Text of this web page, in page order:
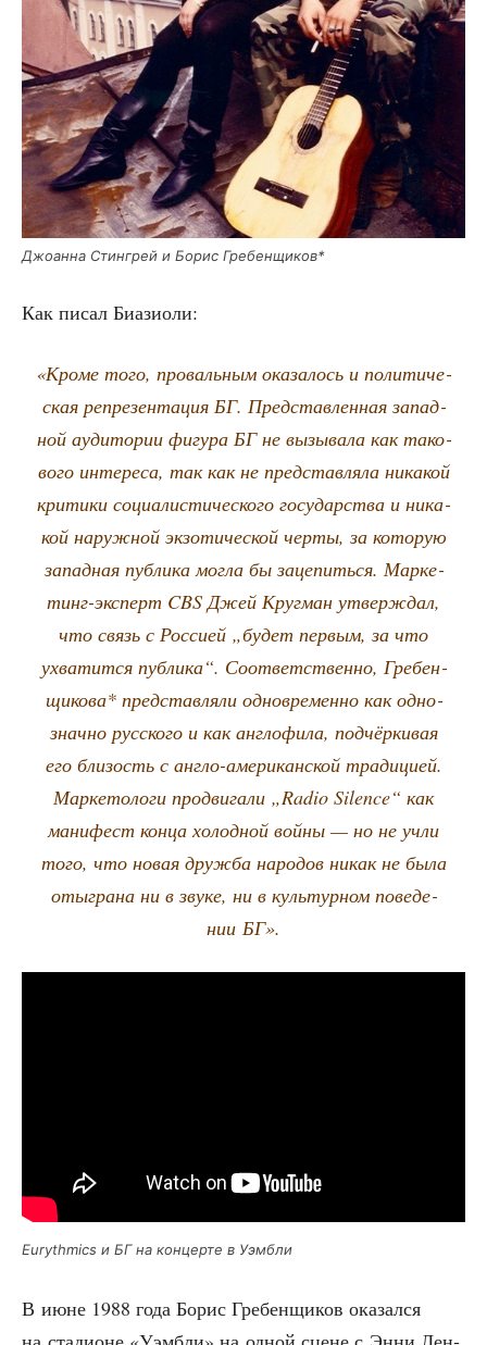
Джо­ан­на Стин­грей и Борис Гребенщиков*
Как писал Биазиоли:
«Кро­ме того, про­валь­ным ока­за­лось и поли­ти­че­
ская репре­зен­та­ция БГ. Пред­став­лен­ная запад­
ной ауди­то­рии фигу­ра БГ не вызы­ва­ла как тако­
во­го инте­ре­са, так как не пред­став­ля­ла ника­кой
кри­ти­ки соци­а­ли­сти­че­ско­го госу­дар­ства и ника­
кой наруж­ной экзо­ти­че­ской чер­ты, за кото­рую
запад­ная пуб­ли­ка мог­ла бы заце­пить­ся. Мар­ке­
тинг-экс­перт CBS Джей Круг­ман утвер­ждал,
что связь с Рос­си­ей „будет пер­вым, за что
ухва­тит­ся пуб­ли­ка“. Соот­вет­ствен­но, Гре­бен­
щи­ко­ва* пред­став­ля­ли одно­вре­мен­но как одно­
знач­но рус­ско­го и как англо­фи­ла, под­чёр­ки­вая
его бли­зость с англо-аме­ри­кан­ской тра­ди­ци­ей.
Мар­ке­то­ло­ги про­дви­га­ли „Radio Silence“ как
мани­фест кон­ца холод­ной вой­ны — но не учли
того, что новая друж­ба наро­дов никак не была
отыг­ра­на ни в зву­ке, ни в куль­тур­ном пове­де­
нии БГ».
Eurythmics и БГ на кон­цер­те в Уэмбли
В июне 1988 года Борис Гре­бен­щи­ков ока­зал­ся